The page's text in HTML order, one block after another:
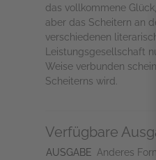
das vollkommene
aber das Scheitern an
verschiedenen
Leistungsgesellschaft
Weise verbunden
Scheiterns wird.
Verfügbare
AUSGABE Anderes